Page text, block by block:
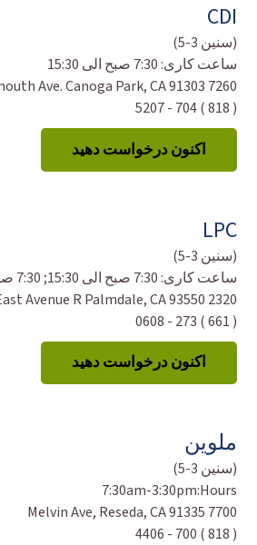
CDI
(سنین 3-5)
ساعت کاری: 7:30 صبح الی 15:30
7260 Owensmouth Ave. Canoga Park, CA 91303
( 818 ) 704 - 5207
اکنون درخواست دهید
LPC
(سنین 3-5)
ساعت کاری: 7:30 صبح الی 15:30; 7:30 صبح الی 17:30
2320 East Avenue R Palmdale, CA 93550
( 661 ) 273 - 0608
اکنون درخواست دهید
ملوین
(سنین 3-5)
Hours:
7:30am-3:30pm
7700 Melvin Ave, Reseda, CA 91335
( 818 ) 700 - 4406